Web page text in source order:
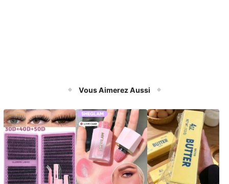
Vous Aimerez Aussi